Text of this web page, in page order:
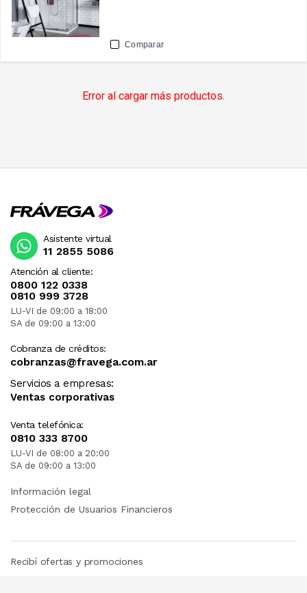
Comparar
Error al cargar más productos.
Atención al cliente:
0800 122 0338
0810 999 3728
LU-VI de 09:00 a 18:00
SA de 09:00 a 13:00
Cobranza de créditos:
cobranzas@fravega.com.ar
Servicios a empresas:
Ventas corporativas
Venta telefónica:
0810 333 8700
LU-VI de 08:00 a 20:00
SA de 09:00 a 13:00
Asistente virtual
11 2855 5086
Información legal
Protección de Usuarios Financieros
Recibí ofertas y promociones